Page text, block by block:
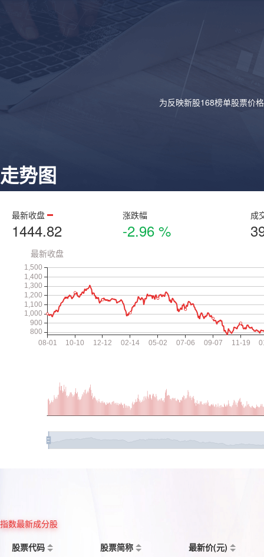
为反映新股168榜单股票价
走势图
最新收盘
1444.82
涨跌幅
-2.96 %
成
指数最新成分股
股票代码
股票简称 最新价(元)